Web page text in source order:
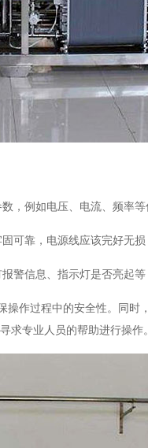
，例如电压、电流、频率
可靠，电源线应该完好无损
警信息、指示灯是否亮起等
作过程中的安全性。同时
求专业人员的帮助进行操作。